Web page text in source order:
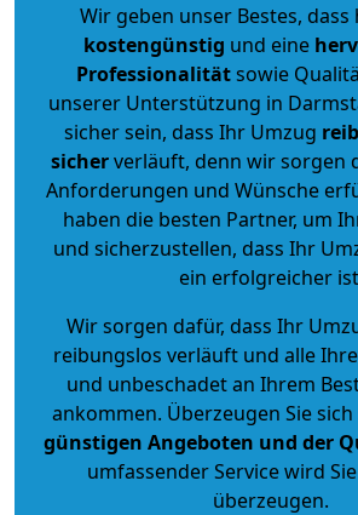
Wir geben unser Bestes,
kostengünstig und eine
Professionalitätsowie
unserer Unterstützung in
sicher sein, dass Ihr Umzug
sicherverläuft, denn wir sorgen
Anforderungen und Wünsche
haben die besten Partner, um
und sicherzustellen, dass Ihr
ein erfolgreicher
Wir sorgen dafür, dass Ihr
reibungslos verläuft und alle
und unbeschadet an Ihrem
ankommen. Überzeugen Sie
günstigen Angeboten und der
umfassender Service wird
überzeugen.